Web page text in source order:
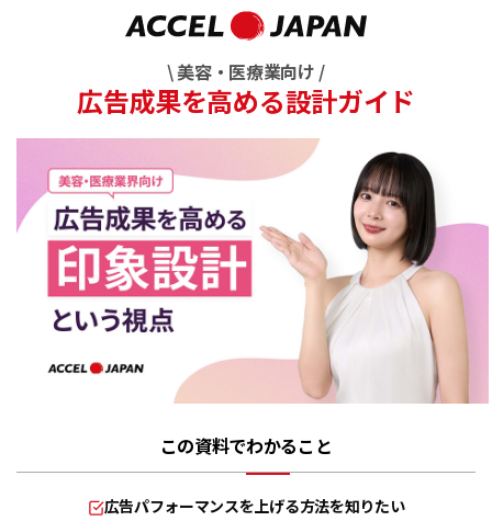
\ 美容・医療業向け /
広告成果を高める設計ガイド
この資料でわかること
広告パフォーマンスを上げる方法を知りたい